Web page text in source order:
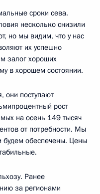
сроки сева.
несколько снизили
но мы видим, что у нас
их успешно
залог хороших
в хорошем состоянии.
они поступают
рост
на осень 149 тысяч
от потребности. Мы
будем обеспечены. Цены
Ранее
за регионами